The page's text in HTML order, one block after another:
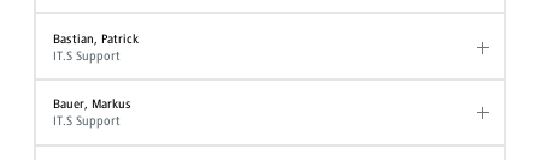
Bastian, Patrick
IT.S Support
Bauer, Markus
IT.S Support